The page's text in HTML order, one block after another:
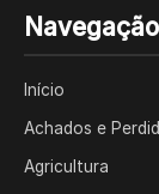
Início
Achados e
Agricultura